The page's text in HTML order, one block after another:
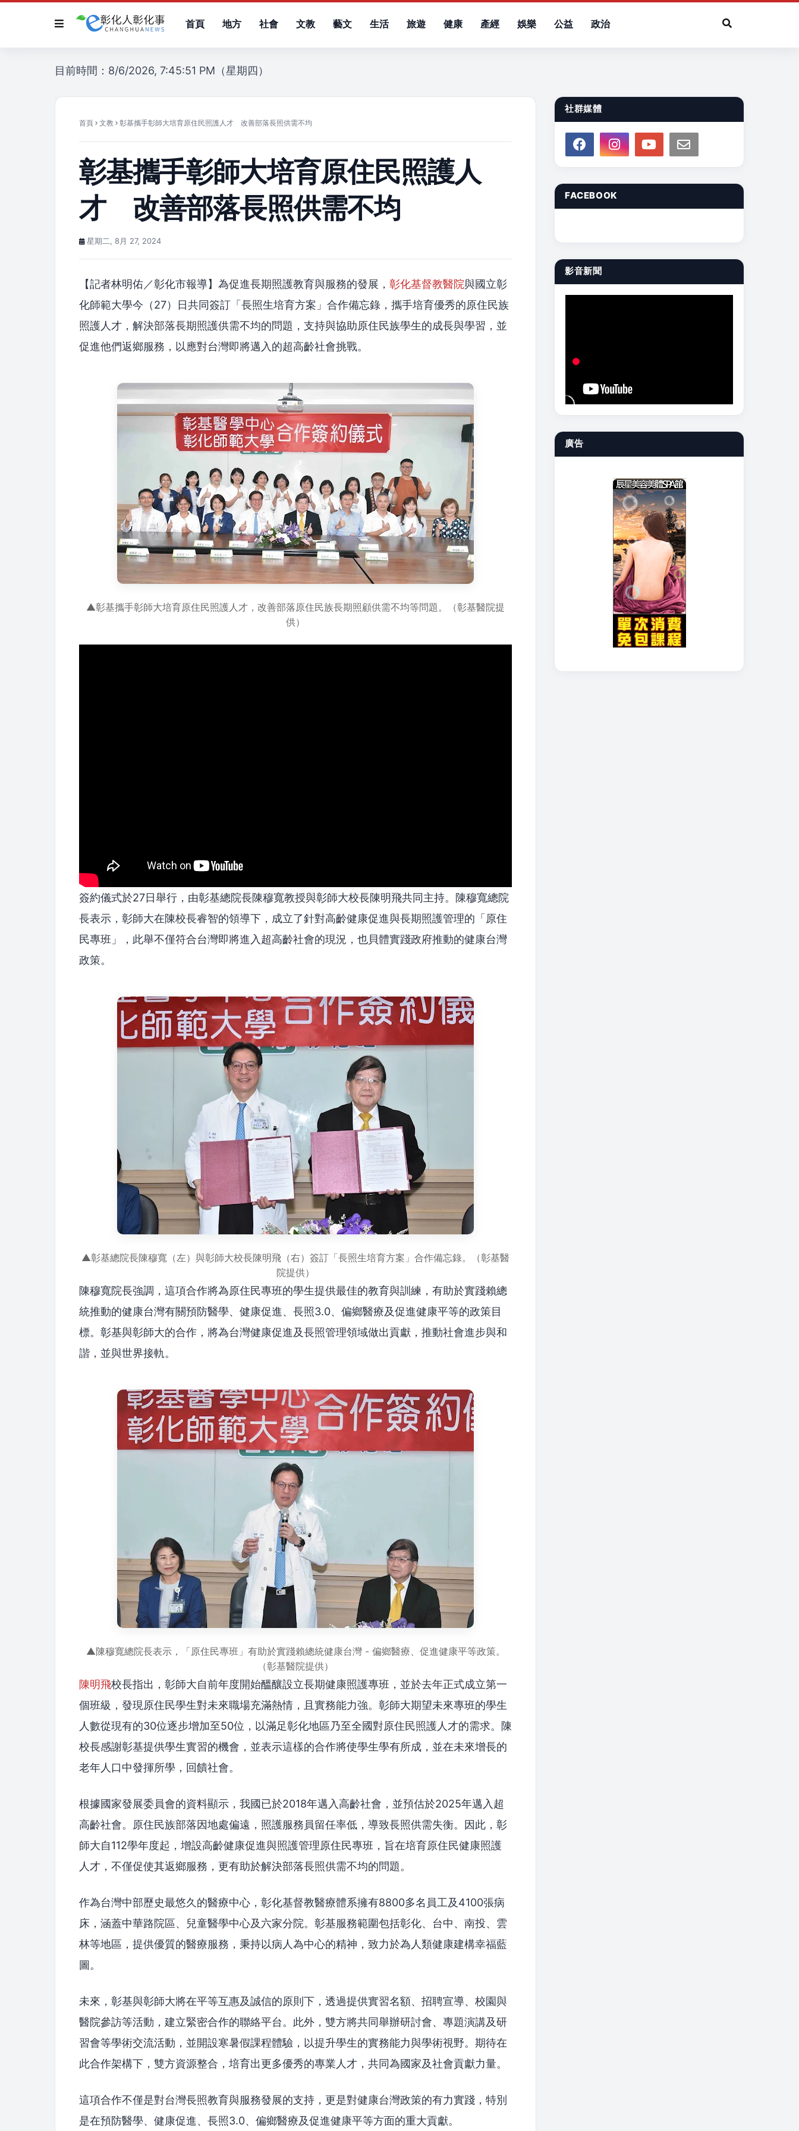
首頁 地方 社會 文教 藝文 生活 旅遊 健康 產經 娛樂 公益 政治
目前時間：8/6/2026, 7:45:51 PM（星期四）
首頁 文教 彰基攜手彰師大培育原住民照護人才 改善部落長照供需不均
彰基攜手彰師大培育原住民照護人
才 改善部落長照供需不均
星期二, 8月 27, 2024
【記者林明佑／彰化市報導】為促進長期照護教育與服務的發展， 彰化基督教醫院與國立彰
化師範大學今（27）日共同簽訂「長照生培育方案」合作備忘錄，攜手培育優秀的原住民族
照護人才，解決部落長期照護供需不均的問題，支持與協助原住民族學生的成長與學習，並
促進他們返鄉服務，以應對台灣即將邁入的超高齡社會挑戰。
▲彰基攜手彰師大培育原住民照護人才，改善部落原住民族長期照顧供需不均等問題。（彰基醫院提
供）
簽約儀式於27日舉行，由彰基總院長陳穆寬教授與彰師大校長陳明飛共同主持。陳穆寬總院
長表示，彰師大在陳校長睿智的領導下，成立了針對高齡健康促進與長期照護管理的「原住
民專班」，此舉不僅符合台灣即將進入超高齡社會的現況，也貝體實踐政府推動的健康台灣
政策。
▲彰基總院長陳穆寬（左）與彰師大校長陳明飛（右）簽訂「長照生培育方案」合作備忘錄。（彰基醫
院提供）
陳穆寬院長強調，這項合作將為原住民專班的學生提供最佳的教育與訓練，有助於實踐賴總
統推動的健康台灣有關預防醫學、健康促進、長照3.0、偏鄉醫療及促進健康平等的政策目
標。彰基與彰師大的合作，將為台灣健康促進及長照管理領域做出貢獻，推動社會進步與和
諧，並與世界接軌。
▲陳穆寬總院長表示，「原住民專班」有助於實踐賴總統健康台灣 - 偏鄉醫療、促進健康平等政策。
（彰基醫院提供）
陳明飛校長指出，彰師大自前年度開始醞釀設立長期健康照護專班，並於去年正式成立第一
個班級，發現原住民學生對未來職場充滿熱情，且實務能力強。彰師大期望未來專班的學生
人數從現有的30位逐步增加至50位，以滿足彰化地區乃至全國對原住民照護人才的需求。陳
校長感謝彰基提供學生實習的機會，並表示這樣的合作將使學生學有所成，並在未來增長的
老年人口中發揮所學，回饋社會。
根據國家發展委員會的資料顯示，我國已於2018年邁入高齡社會，並預估於2025年邁入超
高齡社會。原住民族部落因地處偏遠，照護服務員留任率低，導致長照供需失衡。因此，彰
師大自112學年度起，增設高齡健康促進與照護管理原住民專班，旨在培育原住民健康照護
人才，不僅促使其返鄉服務，更有助於解決部落長照供需不均的問題。
作為台灣中部歷史最悠久的醫療中心，彰化基督教醫療體系擁有8800多名員工及4100張病
床，涵蓋中華路院區、兒童醫學中心及六家分院。彰基服務範圍包括彰化、台中、南投、雲
林等地區，提供優質的醫療服務，秉持以病人為中心的精神，致力於為人類健康建構幸福藍
圖。
未來，彰基與彰師大將在平等互惠及誠信的原則下，透過提供實習名額、招聘宣導、校園與
醫院參訪等活動，建立緊密合作的聯絡平台。此外，雙方將共同舉辦研討會、專題演講及研
習會等學術交流活動，並開設寒暑假課程體驗，以提升學生的實務能力與學術視野。期待在
此合作架構下，雙方資源整合，培育出更多優秀的專業人才，共同為國家及社會貢獻力量。
這項合作不僅是對台灣長照教育與服務發展的支持，更是對健康台灣政策的有力實踐，特別
是在預防醫學、健康促進、長照3.0、偏鄉醫療及促進健康平等方面的重大貢獻。
社群媒體
FACEBOOK
影音新聞
廣告